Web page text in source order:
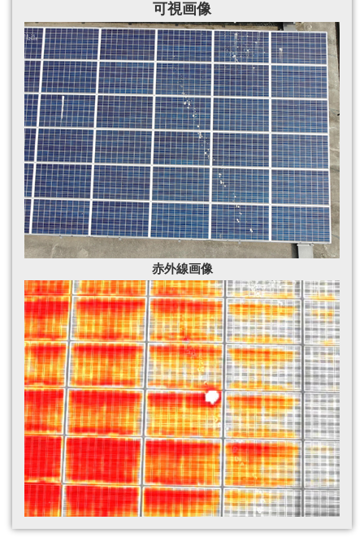
可視画像
赤外線画像